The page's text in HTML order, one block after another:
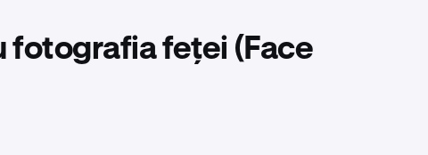
fotografia feței (Face